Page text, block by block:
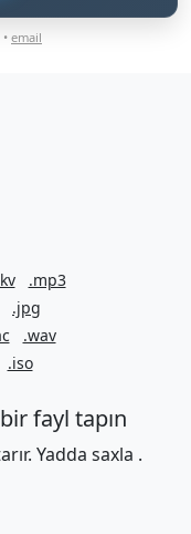
email
.mp3
.jpg
.wav
.iso
fayl tapın
Yadda saxla .